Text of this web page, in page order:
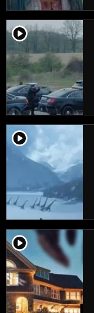
player2
player2
player2